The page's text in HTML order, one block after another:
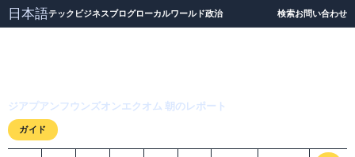
日本語テック ビジネスブログローカルワールド政治 検索お問い合わせ
ジアプアンフウンズオンエクオム 朝のレポート
ガイド